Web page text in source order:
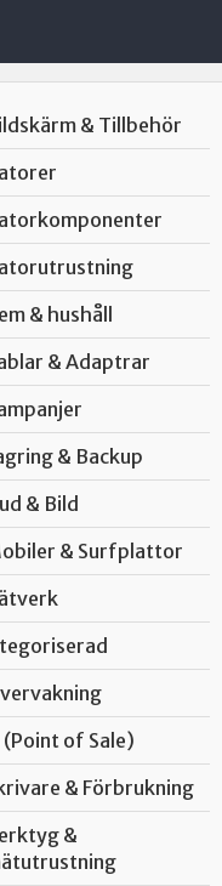
& Tillbehör
& hushåll
& Adaptrar
& Backup
& Bild
& Surfplattor
(Point of Sale)
& Förbrukning
&